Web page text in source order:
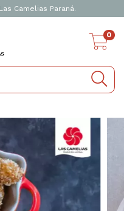
Camelias Paraná.
0